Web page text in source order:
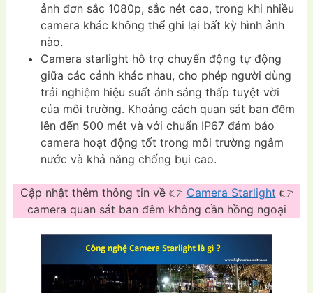
ảnh đơn sắc 1080p, sắc nét cao, trong khi nhiều
camera khác không thể ghi lại bất kỳ hình ảnh
nào.
Camera starlight hỗ trợ chuyển động tự động
giữa các cảnh khác nhau, cho phép người dùng
trải nghiệm hiệu suất ánh sáng thấp tuyệt vời
của môi trường. Khoảng cách quan sát ban đêm
lên đến 500 mét và với chuẩn IP67 đảm bảo
camera hoạt động tốt trong môi trường ngâm
nước và khả năng chống bụi cao.
Cập nhật thêm thông tin về 👉 Camera Starlight 👉
camera quan sát ban đêm không cần hồng ngoại